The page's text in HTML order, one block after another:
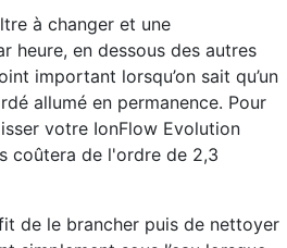
à changer et une
heure, en dessous des autres
important lorsqu’on sait qu’un
allumé en permanence. Pour
votre IonFlow Evolution
coûtera de l'ordre de 2,3
de le brancher puis de nettoyer